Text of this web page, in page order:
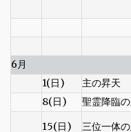
6月
1(日)
主の昇天
8(日)
聖霊降臨
15(日)
三位一体